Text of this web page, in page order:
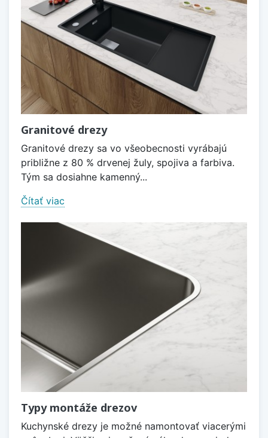
Granitové drezy
Granitové drezy sa vo všeobecnosti vyrábajú
približne z 80 % drvenej žuly, spojiva a farbiva.
Tým sa dosiahne kamenný...
Čítať viac
Typy montáže drezov
Kuchynské drezy je možné namontovať viacerými